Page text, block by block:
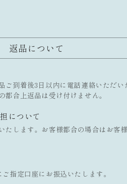
返品について
ご到着後3日以内に電話連絡いただい
合上返品は受け付けません。
について
たします。お客様都合の場合はお客
指定口座にお振込いたします。